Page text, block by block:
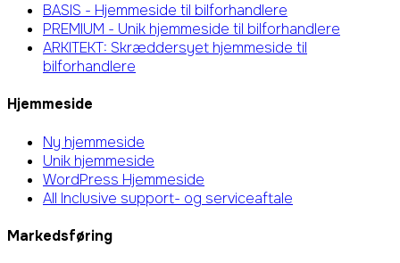
BASIS - Hjemmeside til bilforhandlere
PREMIUM - Unik hjemmeside til bilforhandlere
ARKITEKT: Skræddersyet hjemmeside til
bilforhandlere
Hjemmeside
Ny hjemmeside
Unik hjemmeside
WordPress Hjemmeside
All Inclusive support- og serviceaftale
Markedsføring